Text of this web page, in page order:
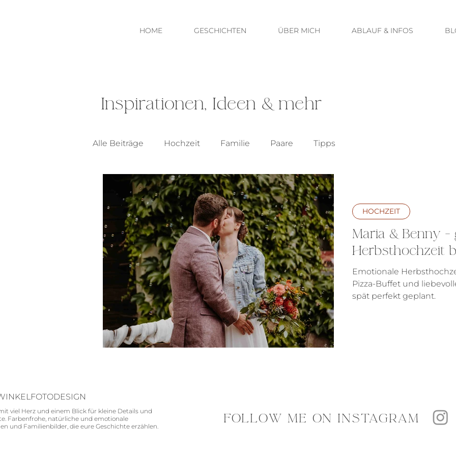
HOME GESCHICHTEN ÜBER MICH ABLAUF & INFOS
Inspirationen, Ideen & mehr
Alle Beiträge Hochzeit Familie Paare Tipps
Maria & Benny -
Herbsthochzeit
Emotionale Herbsthochzeit – mit freier
Pizza-Buffet und
spät perfekt geplant.
HOCHZEIT
viel Herz und einem Blick für kleine Details und
Farbenfrohe, natürliche und emotionale
und Familienbilder, die eure Geschichte erzählen.
FOLLOW ME ON INSTAGRAM